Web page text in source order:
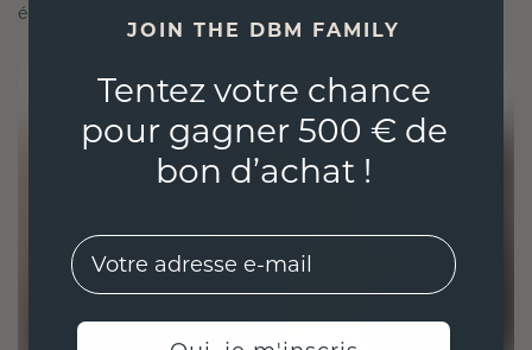
éthiques qu'exquis.
JOIN THE DBM FAMILY
Tentez votre chance
pour gagner 500 € de
bon d’achat !
EMail